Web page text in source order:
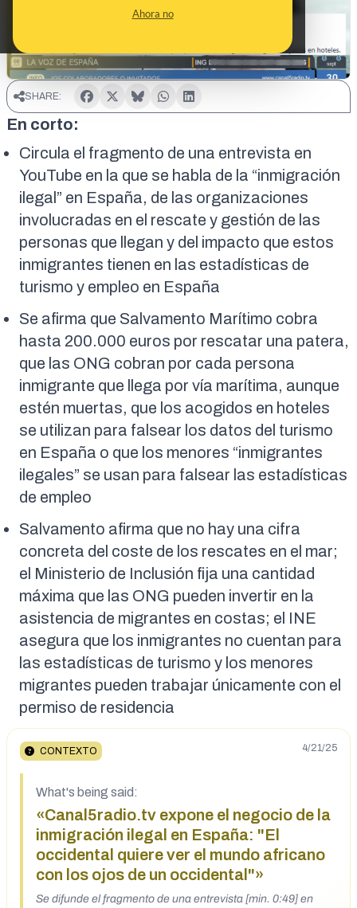
Ahora no
SHARE:
En corto:
Circula el fragmento de una entrevista en
YouTube en la que se habla de la “inmigración
ilegal” en España, de las organizaciones
involucradas en el rescate y gestión de las
personas que llegan y del impacto que estos
inmigrantes tienen en las estadísticas de
turismo y empleo en España
Se afirma que Salvamento Marítimo cobra
hasta 200.000 euros por rescatar una patera,
que las ONG cobran por cada persona
inmigrante que llega por vía marítima, aunque
estén muertas, que los acogidos en hoteles
se utilizan para falsear los datos del turismo
en España o que los menores “inmigrantes
ilegales” se usan para falsear las estadísticas
de empleo
Salvamento afirma que no hay una cifra
concreta del coste de los rescates en el mar;
el Ministerio de Inclusión fija una cantidad
máxima que las ONG pueden invertir en la
asistencia de migrantes en costas; el INE
asegura que los inmigrantes no cuentan para
las estadísticas de turismo y los menores
migrantes pueden trabajar únicamente con el
permiso de residencia
CONTEXTO 4/21/25
What's being said:
«Canal5radio.tv expone el negocio de la
inmigración ilegal en España: "El
occidental quiere ver el mundo africano
con los ojos de un occidental"»
Se difunde el fragmento de una entrevista [min. 0:49] en